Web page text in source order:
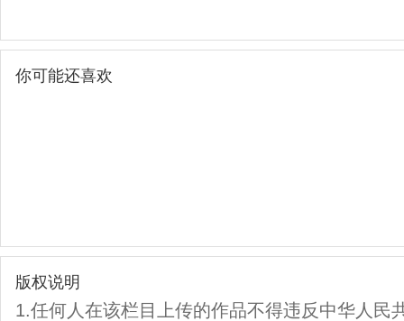
你可能还喜欢
版权说明
1.任何人在该栏目上传的作品不得违反中华人民